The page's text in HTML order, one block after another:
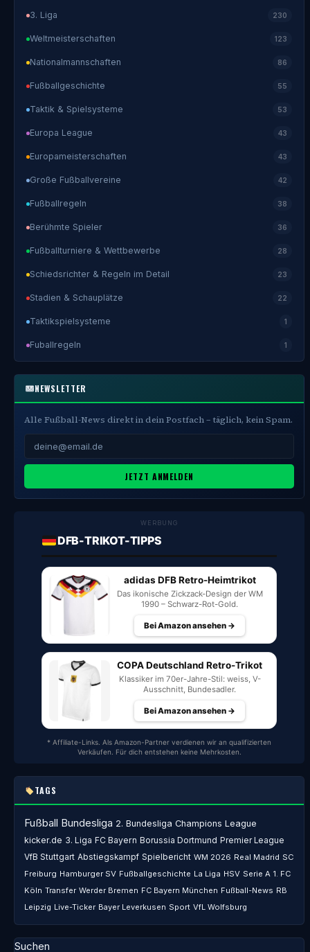
3. Liga 230
Weltmeisterschaften 123
Nationalmannschaften 86
Fußballgeschichte 55
Taktik & Spielsysteme 53
Europa League 43
Europameisterschaften 43
Große Fußballvereine 42
Fußballregeln 38
Berühmte Spieler 36
Fußballturniere & Wettbewerbe 28
Schiedsrichter & Regeln im Detail 23
Stadien & Schauplätze 22
Taktikspielsysteme 1
Fuballregeln 1
NEWSLETTER
Alle Fußball-News direkt in dein Postfach – täglich, kein Spam.
JETZT ANMELDEN
WERBUNG
DFB-TRIKOT-TIPPS
adidas DFB Retro-Heimtrikot
Das ikonische Zickzack-Design der WM
1990 – Schwarz-Rot-Gold.
Bei Amazon ansehen →
COPA Deutschland Retro-Trikot
Klassiker im 70er-Jahre-Stil: weiss, V-
Ausschnitt, Bundesadler.
Bei Amazon ansehen →
* Affiliate-Links. Als Amazon-Partner verdienen wir an qualifizierten
Verkäufen. Für dich entstehen keine Mehrkosten.
TAGS
Fußball Bundesliga 2. Bundesliga Champions League
kicker.de 3. Liga FC Bayern Borussia Dortmund Premier League
VfB Stuttgart Abstiegskampf Spielbericht WM 2026 Real Madrid SC
Freiburg Hamburger SV Fußballgeschichte La Liga HSV Serie A 1. FC
Köln Transfer Werder Bremen FC Bayern München Fußball-News RB
Leipzig Live-Ticker Bayer Leverkusen Sport VfL Wolfsburg
Suchen